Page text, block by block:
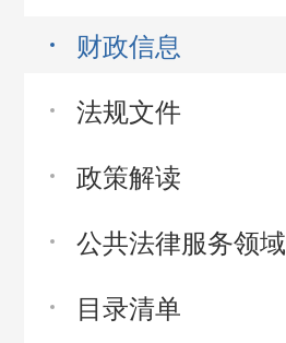
财政信息
法规文件
政策解读
公共法律服务领域
目录清单